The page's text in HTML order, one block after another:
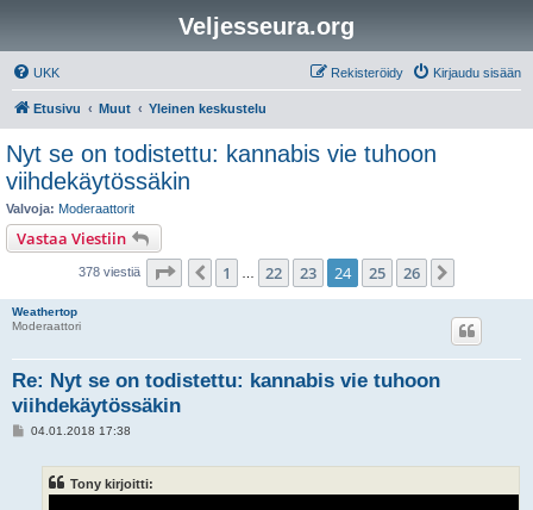
Veljesseura.org
UKK Kirjaudu sisään
Rekisteröidy
Etusivu Muut Yleinen keskustelu
Nyt se on todistettu: kannabis vie tuhoon
viihdekäytössäkin
Valvoja: Moderaattorit
Vastaa Viestiin
378 viestiä Sivu 24/
Edellinen
1 22 23 24 25 26
Weathertop
Moderaattori
Re: Nyt se on todistettu: kannabis vie tuhoon
viihdekäytössäkin
V04.01.2018 17:38
Tony kirjoitti: